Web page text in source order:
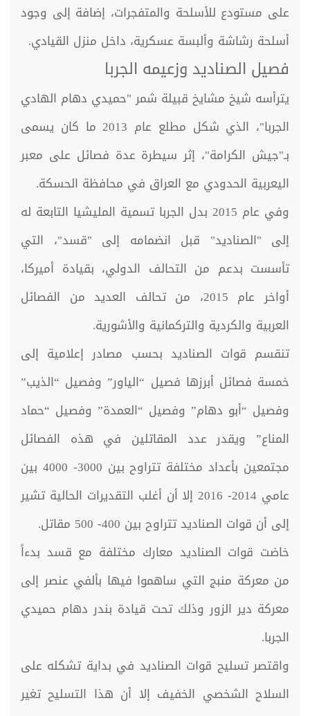
على مستودع للأسلحة والمتفجرات، إضافة إلى وجود
أسلحة رشاشة وألبسة عسكرية، داخل منزل القيادي.
فصيل الصناديد وزعيمه الجربا
يترأسه شيخ مشايخ قبيلة شمر "حميدي دهام الهادي
الجربا"، الذي شكل مطلع عام 2013 ما كان يسمى
بـ"جيش الكرامة"، إثر سيطرة عدة فصائل على معبر
اليعربية الحدودي مع العراق في محافظة الحسكة.
وفي عام 2015 بدل الجربا تسمية المليشيا التابعة له
إلى "الصناديد" قبل انضمامه إلى "قسد"، التي
تأسست بدعم من التحالف الدولي، بقيادة أميركا،
أواخر عام 2015، من تحالف العديد من الفصائل
العربية والكردية والتركمانية والأشورية.
تنقسم قوات الصناديد بحسب مصادر إعلامية إلى
خمسة فصائل أبرزها فصيل “الياور” وفصيل “الذيب”
وفصيل “أبو دهام” وفصيل “العمدة” وفصيل “حماد
المناع” ويقدر عدد المقاتلين في هذه الفصائل
مجتمعين بأعداد مختلفة تتراوح بين 3000- 4000 بين
عامي 2014- 2016 إلا أن أغلب التقديرات الحالية تشير
إلى أن قوات الصناديد تتراوح بين 400- 500 مقاتل.
خاضت قوات الصناديد معارك مختلفة مع قسد بدءاً
من معركة منبج التي ساهموا فيها بألفي عنصر إلى
معركة دير الزور وذلك تحت قيادة بندر دهام حميدي
الجربا.
واقتصر تسليح قوات الصناديد في بداية تشكله على
السلاح الشخصي الخفيف إلا أن هذا التسليح تغير